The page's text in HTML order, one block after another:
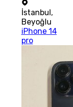
İstanbul,
Beyoğlu
iPhone 14
pro